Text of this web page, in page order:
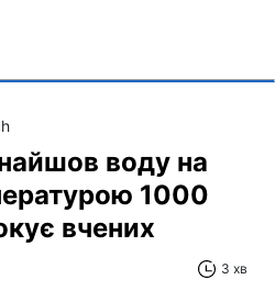
воду на
1000
вчених
3 хв